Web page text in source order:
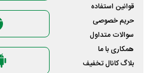
قوانین استفاده
حریم خصوصی
سوالات متداول
همکاری با ما
بلاگ کانال تخفیف